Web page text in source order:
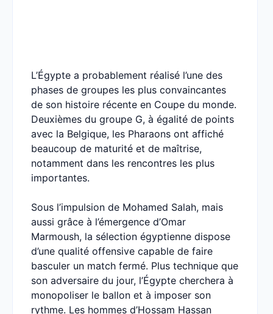
L’Égypte a probablement réalisé l’une des
phases de groupes les plus convaincantes
de son histoire récente en Coupe du monde.
Deuxièmes du groupe G, à égalité de points
avec la Belgique, les Pharaons ont affiché
beaucoup de maturité et de maîtrise,
notamment dans les rencontres les plus
importantes.
Sous l’impulsion de Mohamed Salah, mais
aussi grâce à l’émergence d’Omar
Marmoush, la sélection égyptienne dispose
d’une qualité offensive capable de faire
basculer un match fermé. Plus technique que
son adversaire du jour, l’Égypte cherchera à
monopoliser le ballon et à imposer son
rythme. Les hommes d’Hossam Hassan